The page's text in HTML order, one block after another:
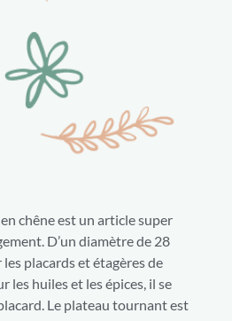
chêne est un article super
D’un diamètre de 28
placards et étagères de
les huiles et les épices, il se
Le plateau tournant est